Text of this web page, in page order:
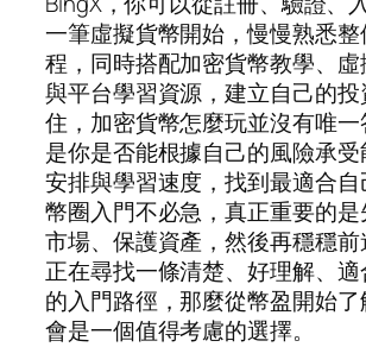
一筆虛擬貨幣開始，慢慢熟悉
程，同時搭配加密貨幣教學、
與平台學習資源，建立自己的
住，加密貨幣怎麼玩並沒有唯
是你是否能根據自己的風險承
安排與學習速度，找到最適合自
幣圈入門不必急，真正重要的
市場、保護資產，然後再穩穩
正在尋找一條清楚、好理解、
的入門路徑，那麼從幣盈開始了
會是一個值得考慮的選擇。